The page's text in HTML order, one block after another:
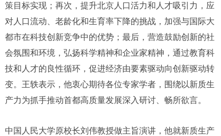
策目标实现；再次，提升北京人口活力和人才吸引力，应
对人口流动、老龄化和生育率下降的挑战，加强与国际大
都市在科技创新竞争中的优势；最后，营造鼓励创新的社
会氛围和环境，弘扬科学精神和企业家精神，通过教育科
技和人才的良性循环，促进经济由要素驱动向创新驱动转
变。王轶表示，他衷心期待各位专家学者，围绕以新质生
产力为抓手推动首都高质量发展深入研讨、畅所欲言。
中国人民大学原校长刘伟教授做主旨演讲，他就新质生产